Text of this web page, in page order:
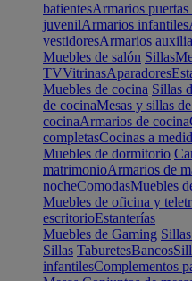
batientesArmarios puertas
juvenilArmarios infantiles
vestidoresArmarios
Muebles de salón Sillas
TVVitrinasAparadores
Muebles de cocina Sillas
de cocinaMesas y sillas
cocinaArmarios de cocina
completasCocinas a
Muebles de dormitorio
matrimonioArmarios de
nocheComodasMuebles
Muebles de oficina y
escritorioEstanterías
Muebles de Gaming
Sillas TaburetesBancos
infantilesComplementos